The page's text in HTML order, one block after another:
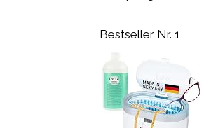
Bestseller Nr. 1